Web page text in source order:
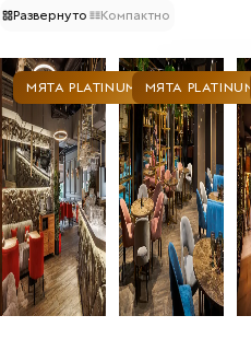
Развернуто
Компактно
МЯТА PLATINUM МЯТА PLATINUM